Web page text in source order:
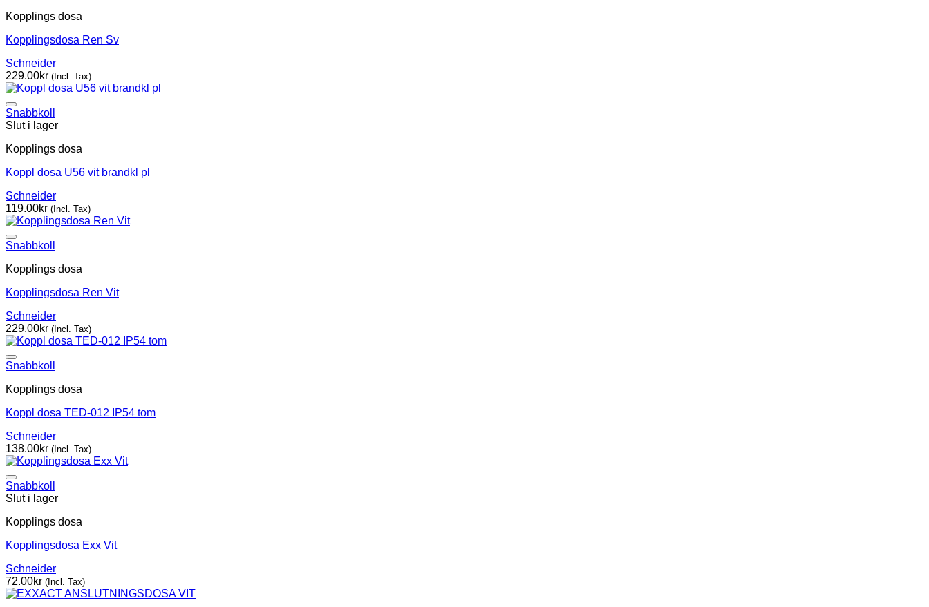
Kopplings dosa
Kopplingsdosa Ren Sv
Schneider
229.00kr (Incl. Tax)
Snabbkoll
Slut i lager
Kopplings dosa
Koppl dosa U56 vit brandkl pl
Schneider
119.00kr (Incl. Tax)
Snabbkoll
Kopplings dosa
Kopplingsdosa Ren Vit
Schneider
229.00kr (Incl. Tax)
Snabbkoll
Kopplings dosa
Koppl dosa TED-012 IP54 tom
Schneider
138.00kr (Incl. Tax)
Snabbkoll
Slut i lager
Kopplings dosa
Kopplingsdosa Exx Vit
Schneider
72.00kr (Incl. Tax)